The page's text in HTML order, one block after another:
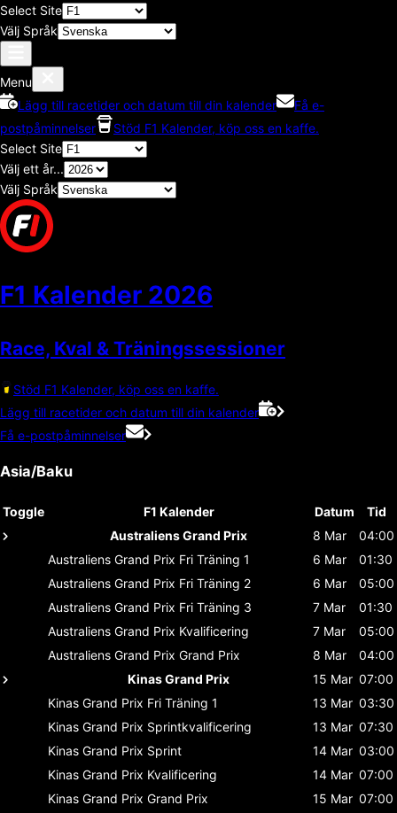
Select Site
Välj Språk
Menu
Lägg till racetider och datum till din kalender
Få e-
postpåminnelser
Stöd F1 Kalender, köp oss en kaffe.
Select Site
Välj ett år...
Välj Språk
F1 Kalender 2026
Race, Kval & Träningssessioner
Stöd F1 Kalender, köp oss en kaffe.
Lägg till racetider och datum till din kalender
Få e-postpåminnelser
Asia/Baku
Toggle F1 Kalender Datum
Tid
Australiens Grand Prix
8 Mar
04:00
Australiens Grand Prix Fri Träning 1 6 Mar
01:30
Australiens Grand Prix Fri Träning 2 6 Mar
05:00
Australiens Grand Prix Fri Träning 3 7 Mar
01:30
Australiens Grand Prix Kvalificering 7 Mar
05:00
Australiens Grand Prix Grand Prix 8 Mar
04:00
Kinas Grand Prix
15 Mar 07:00
Kinas Grand Prix Fri Träning 1 13 Mar 03:30
Kinas Grand Prix Sprintkvalificering 13 Mar 07:30
Kinas Grand Prix Sprint 14 Mar 03:00
Kinas Grand Prix Kvalificering 14 Mar 07:00
Kinas Grand Prix Grand Prix 15 Mar 07:00